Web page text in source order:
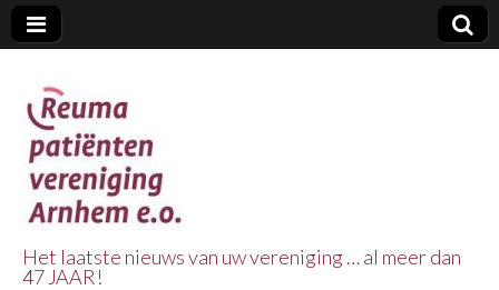
Het laatste nieuws van uw vereniging … al meer dan
47 JAAR!